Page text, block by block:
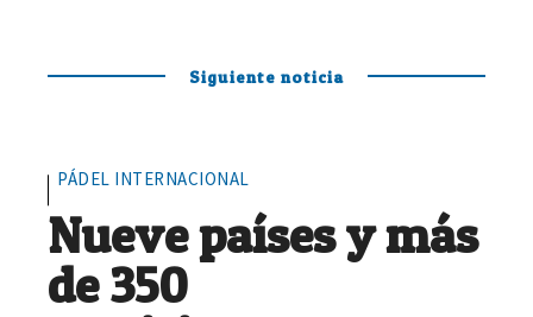
Siguiente noticia
PÁDEL INTERNACIONAL
Nueve países y más
de 350